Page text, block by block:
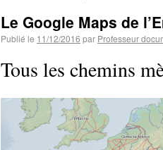
Le Google Maps de
Publié le 11/12/2016 par Professeur
Tous les chemins